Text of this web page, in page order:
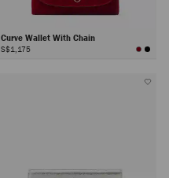
Curve Wallet With Chain
S$1,175